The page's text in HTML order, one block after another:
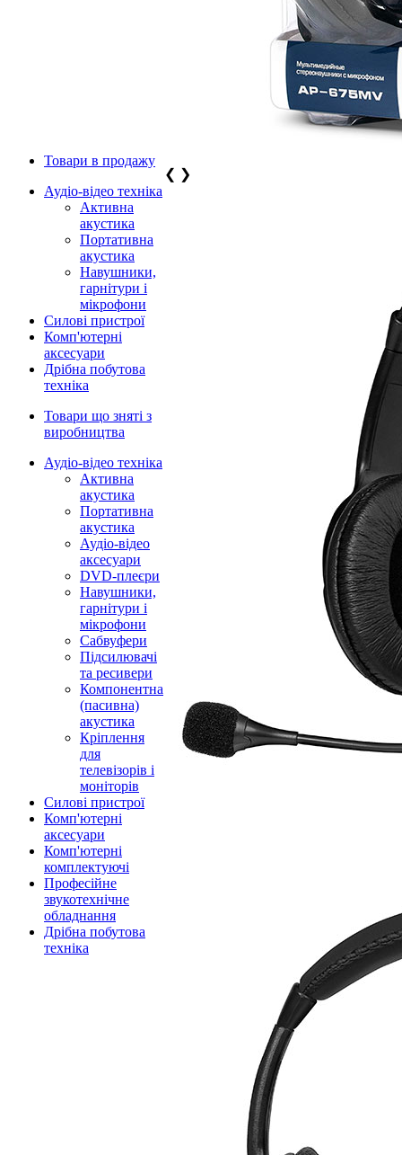
Товари в продажу
Аудіо-відео техніка
Активна
акустика
Портативна
акустика
Навушники,
гарнітури і
мікрофони
Силові пристрої
Комп'ютерні
аксесуари
Дрібна побутова
техніка
Товари що зняті з
виробництва
Аудіо-відео техніка
Активна
акустика
Портативна
акустика
Аудіо-відео
аксесуари
DVD-плеєри
Навушники,
гарнітури і
мікрофони
Сабвуфери
Підсилювачі
та ресивери
Компонентна
(пасивна)
акустика
Кріплення
для
телевізорів і
моніторів
Силові пристрої
Комп'ютерні
аксесуари
Комп'ютерні
комплектуючі
Професійне
звукотехнічне
обладнання
Дрібна побутова
техніка
❮ ❯